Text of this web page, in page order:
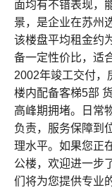
面均有不错表现，
景，是企业在苏州
该楼盘平均租金约
备一定性价比，适
2002年竣工交付，
楼内配备客梯5部
高峰期拥堵。日常
负责，服务保障到
理水平。如果您正
公楼，欢迎进一步
们将为您提供专业